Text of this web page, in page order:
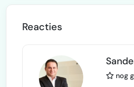
Reacties
nog